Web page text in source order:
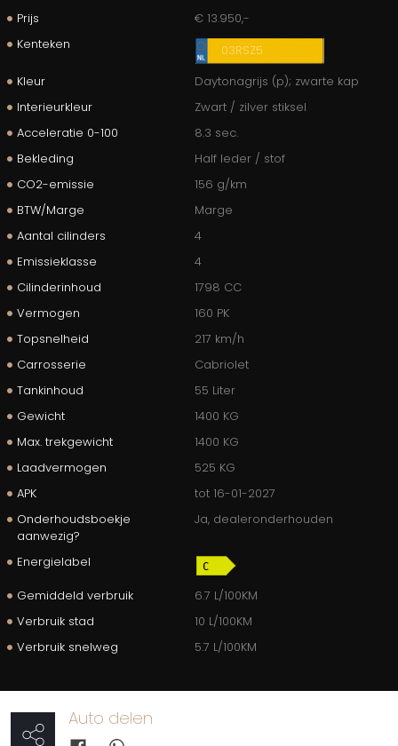
Prijs
€ 13.950,-
Kenteken
03RSZ5
Kleur
Daytonagrijs (p); zwarte kap
Interieurkleur
Zwart / zilver stiksel
Acceleratie 0-100
8.3 sec.
Bekleding
Half leder / stof
CO2-emissie
156 g/km
BTW/Marge
Marge
Aantal cilinders
4
Emissieklasse
4
Cilinderinhoud
1798 CC
Vermogen
160 PK
Topsnelheid
217 km/h
Carrosserie
Cabriolet
Tankinhoud
55 Liter
Gewicht
1400 KG
Max. trekgewicht
1400 KG
Laadvermogen
525 KG
APK
tot 16-01-2027
Onderhoudsboekje
aanwezig?
Ja, dealeronderhouden
Energielabel
Gemiddeld verbruik
6.7 L/100KM
Verbruik stad
10 L/100KM
Verbruik snelweg
5.7 L/100KM
Auto delen